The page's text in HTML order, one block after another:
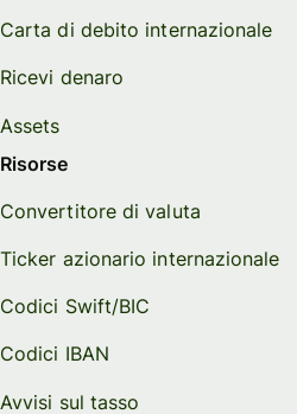
Carta di debito internazionale
Ricevi denaro
Assets
Risorse
Convertitore di valuta
Ticker azionario internazionale
Codici Swift/BIC
Codici IBAN
Avvisi sul tasso